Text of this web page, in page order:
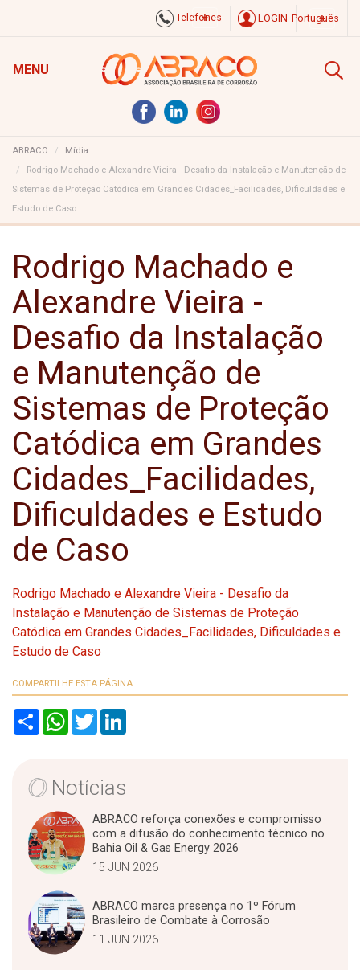
Telefones LOGIN Português
MENU
ABRACO
Mídia
Rodrigo Machado e Alexandre Vieira - Desafio da Instalação e Manutenção de
Sistemas de Proteção Catódica em Grandes Cidades_Facilidades, Dificuldades e
Estudo de Caso
Rodrigo Machado e
Alexandre Vieira -
Desafio da Instalação
e Manutenção de
Sistemas de Proteção
Catódica em Grandes
Cidades_Facilidades,
Dificuldades e Estudo
de Caso
Rodrigo Machado e Alexandre Vieira - Desafio da
Instalação e Manutenção de Sistemas de Proteção
Catódica em Grandes Cidades_Facilidades, Dificuldades e
Estudo de Caso
COMPARTILHE ESTA PÁGINA
S
W
p
T
w
e
r
Notícias
ABRACO reforça conexões e compromisso
com a difusão do conhecimento técnico no
Bahia Oil & Gas Energy 2026
15 JUN 2026
ABRACO marca presença no 1º Fórum
Brasileiro de Combate à Corrosão
11 JUN 2026